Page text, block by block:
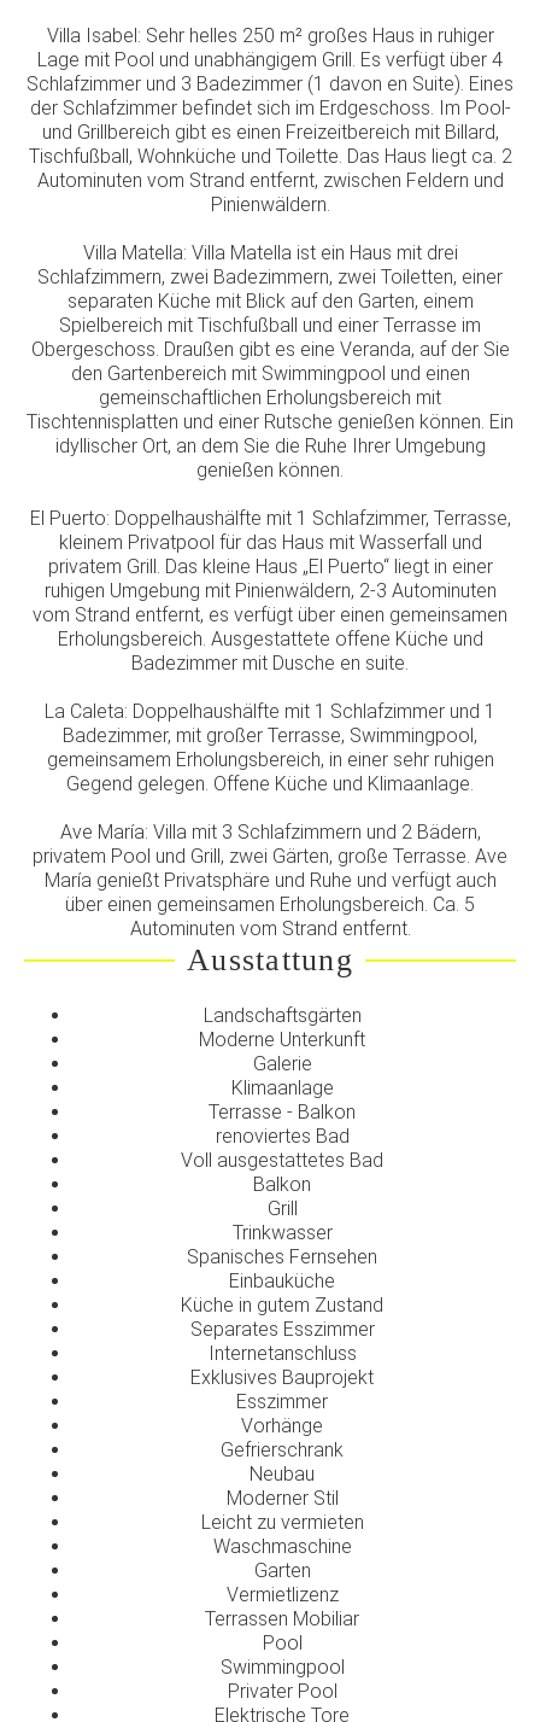
Villa Isabel: Sehr helles 250 m² großes Haus in ruhiger
Lage mit Pool und unabhängigem Grill. Es verfügt über 4
Schlafzimmer und 3 Badezimmer (1 davon en Suite). Eines
der Schlafzimmer befindet sich im Erdgeschoss. Im Pool-
und Grillbereich gibt es einen Freizeitbereich mit Billard,
Tischfußball, Wohnküche und Toilette. Das Haus liegt ca. 2
Autominuten vom Strand entfernt, zwischen Feldern und
Pinienwäldern.
Villa Matella: Villa Matella ist ein Haus mit drei
Schlafzimmern, zwei Badezimmern, zwei Toiletten, einer
separaten Küche mit Blick auf den Garten, einem
Spielbereich mit Tischfußball und einer Terrasse im
Obergeschoss. Draußen gibt es eine Veranda, auf der Sie
den Gartenbereich mit Swimmingpool und einen
gemeinschaftlichen Erholungsbereich mit
Tischtennisplatten und einer Rutsche genießen können. Ein
idyllischer Ort, an dem Sie die Ruhe Ihrer Umgebung
genießen können.
El Puerto: Doppelhaushälfte mit 1 Schlafzimmer, Terrasse,
kleinem Privatpool für das Haus mit Wasserfall und
privatem Grill. Das kleine Haus „El Puerto“ liegt in einer
ruhigen Umgebung mit Pinienwäldern, 2-3 Autominuten
vom Strand entfernt, es verfügt über einen gemeinsamen
Erholungsbereich. Ausgestattete offene Küche und
Badezimmer mit Dusche en suite.
La Caleta: Doppelhaushälfte mit 1 Schlafzimmer und 1
Badezimmer, mit großer Terrasse, Swimmingpool,
gemeinsamem Erholungsbereich, in einer sehr ruhigen
Gegend gelegen. Offene Küche und Klimaanlage.
Ave María: Villa mit 3 Schlafzimmern und 2 Bädern,
privatem Pool und Grill, zwei Gärten, große Terrasse. Ave
María genießt Privatsphäre und Ruhe und verfügt auch
über einen gemeinsamen Erholungsbereich. Ca. 5
Autominuten vom Strand entfernt.
Ausstattung
Landschaftsgärten
Moderne Unterkunft
Galerie
Klimaanlage
Terrasse - Balkon
renoviertes Bad
Voll ausgestattetes Bad
Balkon
Grill
Trinkwasser
Spanisches Fernsehen
Einbauküche
Küche in gutem Zustand
Separates Esszimmer
Internetanschluss
Exklusives Bauprojekt
Esszimmer
Vorhänge
Gefrierschrank
Neubau
Moderner Stil
Leicht zu vermieten
Waschmaschine
Garten
Vermietlizenz
Terrassen Mobiliar
Pool
Swimmingpool
Privater Pool
Elektrische Tore